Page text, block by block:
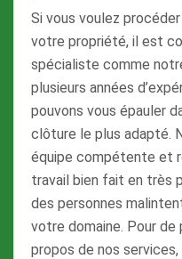
Si vous voulez
votre propriété, il est
spécialiste comme
plusieurs années
pouvons vous épauler
clôture le plus adapté.
équipe compétente et
travail bien fait en très
des personnes
votre domaine. Pour
propos de nos